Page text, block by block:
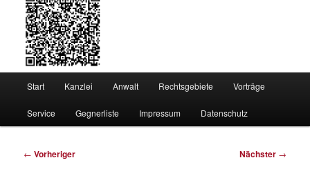
Start Kanzlei Anwalt Rechtsgebiete Vorträge
Service Gegnerliste Impressum Datenschutz
Beitragsnavigation
← Vorheriger Nächster →